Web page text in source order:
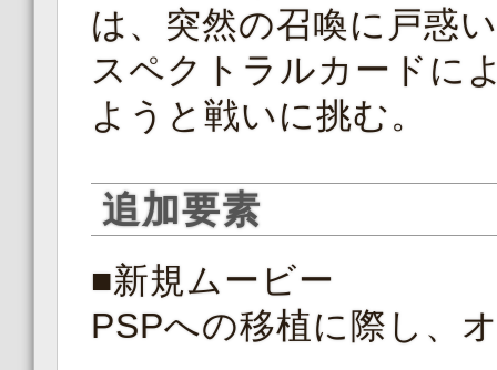
は、突然の召喚に戸惑
スペクトラルカードに
ようと戦いに挑む。
追加要素
■新規ムービー
PSPへの移植に際し、